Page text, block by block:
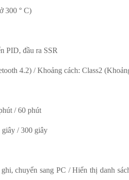
300 ° C)
PID, đầu ra SSR
4.2) / Khoảng cách: Class2
/ 60 phút
/ 300 giây
chuyển sang PC / Hiển thị danh